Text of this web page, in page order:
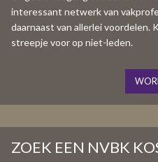
interessant netwerk van
daarnaast van allerlei voordelen.
streepje voor op niet-leden.
ZOEK EEN NVBK